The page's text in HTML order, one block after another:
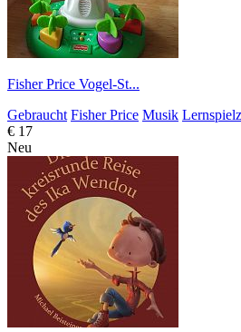
Fisher Price Vogel-St...
Gebraucht Fisher Price Musik
€ 17
Neu